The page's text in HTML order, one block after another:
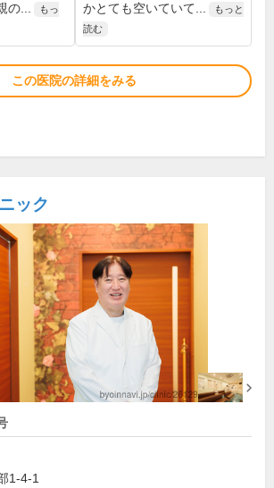
の...
もっ
かとても空いていて...
もっと
読む
この医院の詳細をみる
ック
1-4-1